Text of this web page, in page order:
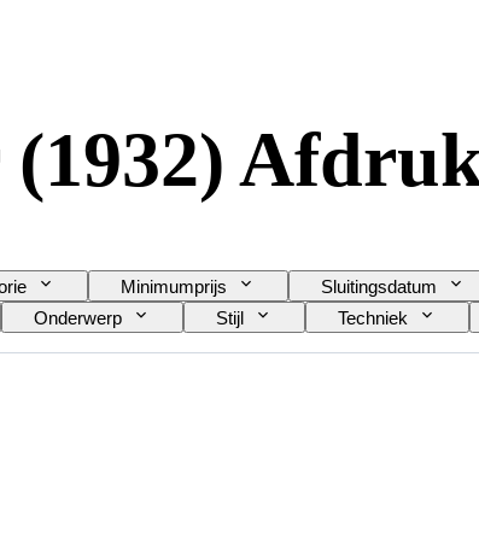
Minimumprijs Sluitingsdatum
Onderwerp Stijl Techniek